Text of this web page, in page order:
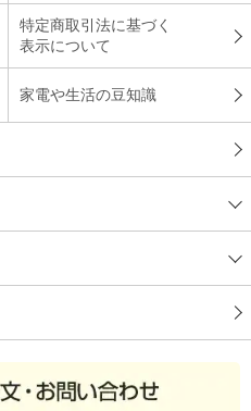
、設定も簡単
かったです。今回のはむかし
は危ない気がしだしたので安
商品と言うことで便利さ、暖
特定商取引法に基づく
表示について
家電や生活の豆知識